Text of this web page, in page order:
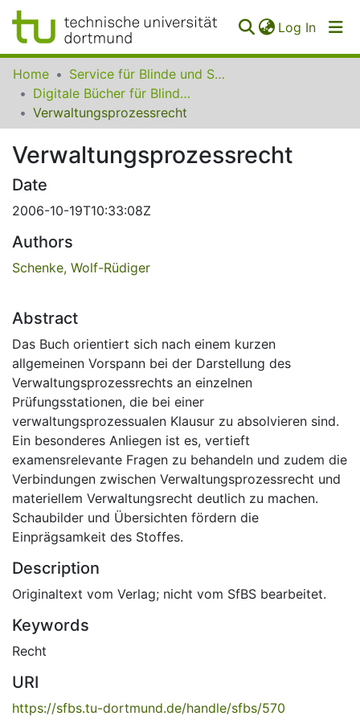
Log In
Communities
Collections
FAQ
Home
Service für Blinde und Sehbehinderte der UB Dortmund
Digitale Bücher für Blinde und Sehbehinderte
Verwaltungsprozessrecht
Verwaltungsprozessrecht
Date
2006-10-19T10:33:08Z
Authors
Schenke, Wolf-Rüdiger
Abstract
Das Buch orientiert sich nach einem kurzen
allgemeinen Vorspann bei der Darstellung des
Verwaltungsprozessrechts an einzelnen
Prüfungsstationen, die bei einer
verwaltungsprozessualen Klausur zu absolvieren sind.
Ein besonderes Anliegen ist es, vertieft
examensrelevante Fragen zu behandeln und zudem die
Verbindungen zwischen Verwaltungsprozessrecht und
materiellem Verwaltungsrecht deutlich zu machen.
Schaubilder und Übersichten fördern die
Einprägsamkeit des Stoffes.
Description
Originaltext vom Verlag; nicht vom SfBS bearbeitet.
Keywords
Recht
URI
https://sfbs.tu-dortmund.de/handle/sfbs/570